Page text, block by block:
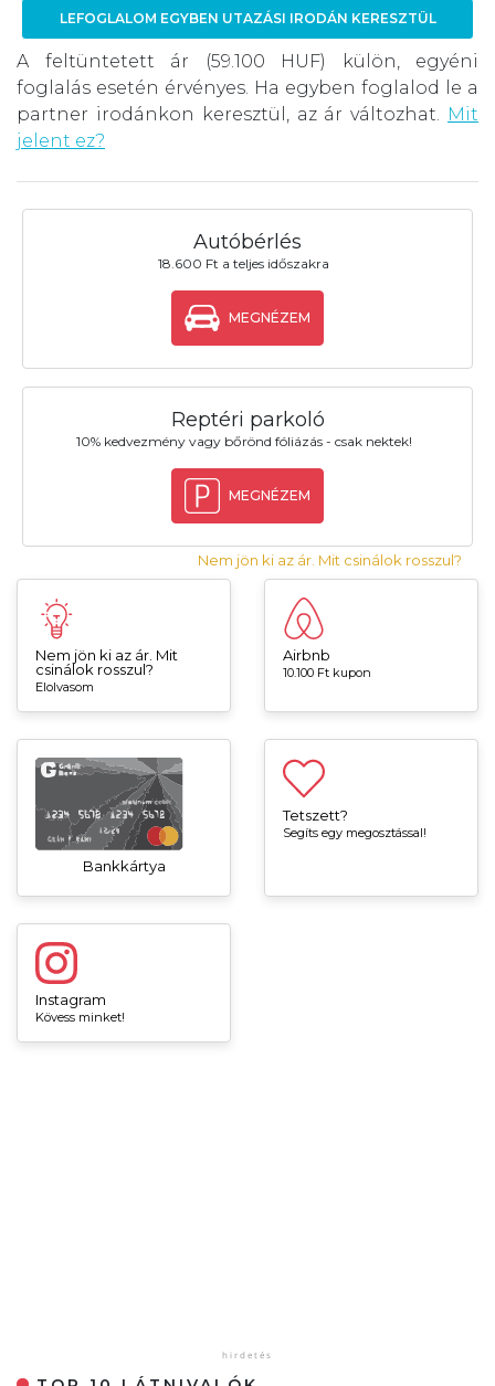
LEFOGLALOM EGYBEN UTAZÁSI IRODÁN KERESZTÜL
A feltüntetett ár (59.100 HUF) külön, egyéni
foglalás esetén érvényes. Ha egyben foglalod le a
partner irodánkon keresztül, az ár változhat. Mit
jelent ez?
Autóbérlés
18.600 Ft a teljes időszakra
MEGNÉZEM
Reptéri parkoló
10% kedvezmény vagy bőrönd fóliázás - csak nektek!
MEGNÉZEM
Nem jön ki az ár. Mit csinálok rosszul?
Nem jön ki az ár. Mit
csinálok rosszul?
Elolvasom
Airbnb
10.100 Ft kupon
Bankkártya
Tetszett?
Segíts egy megosztással!
Instagram
Kövess minket!